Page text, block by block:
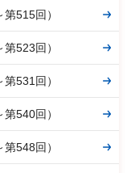
515回）
523回）
531回）
540回）
548回）